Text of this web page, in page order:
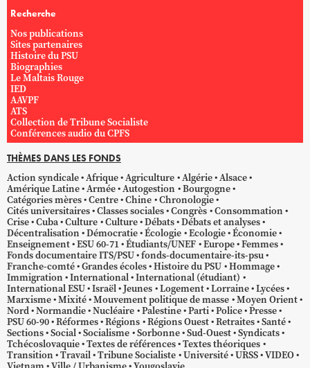
Recherche
Nos publications
Sites partenaires
Histoire du PSU
Biographies
Le Maltais Rouge
IED
AAVPF
ATS
Collection de Tribune Socialiste
Conférences audio du CPFS
THÈMES DANS LES FONDS
Action syndicale Afrique Agriculture Algérie Alsace
Amérique Latine Armée Autogestion
Bourgogne
Catégories mères Centre Chine Chronologie
Cités universitaires Classes sociales Congrès Consommation
Crise Cuba Culture Culture Débats Débats et analyses
Décentralisation Démocratie Écologie Ecologie Économie
Enseignement ESU 60-71 Étudiants/UNEF Europe Femmes
Fonds documentaire ITS/PSU fonds-documentaire-its-psu
Franche-comté Grandes écoles Histoire du PSU Hommage
Immigration International International (étudiant)
International ESU Israël Jeunes Logement Lorraine Lycées
Marxisme Mixité Mouvement politique de masse Moyen Orient
Nord Normandie Nucléaire Palestine Parti Police Presse
PSU 60-90 Réformes Régions Régions Ouest Retraites Santé
Sections Social Socialisme Sorbonne Sud-Ouest Syndicats
Tchécoslovaquie Textes de références Textes théoriques
Transition Travail Tribune Socialiste Université URSS VIDEO